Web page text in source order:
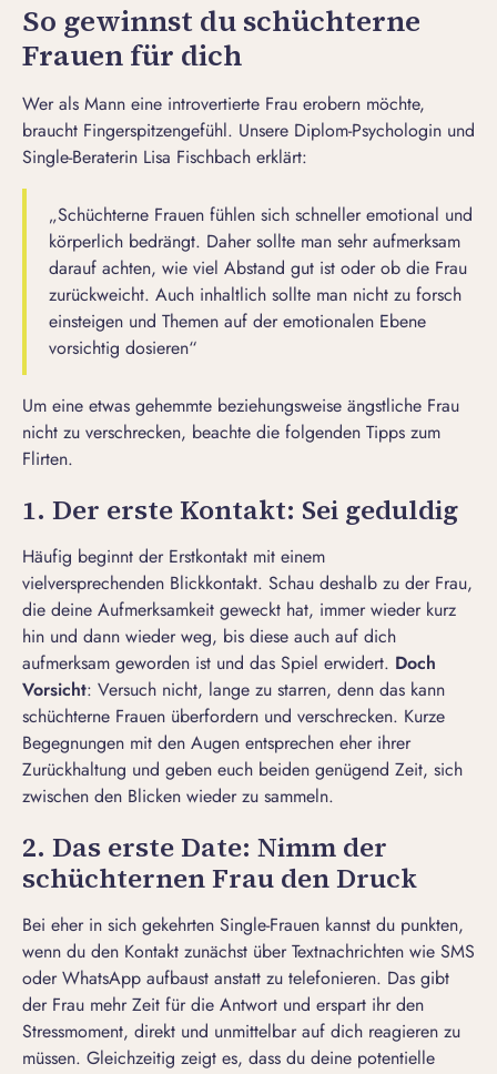
So gewinnst du schüchterne
Frauen für dich
Wer als Mann eine introvertierte Frau erobern möchte,
braucht Fingerspitzengefühl. Unsere Diplom-Psychologin und
Single-Beraterin Lisa Fischbach erklärt:
„Schüchterne Frauen fühlen sich schneller emotional und
körperlich bedrängt. Daher sollte man sehr aufmerksam
darauf achten, wie viel Abstand gut ist oder ob die Frau
zurückweicht. Auch inhaltlich sollte man nicht zu forsch
einsteigen und Themen auf der emotionalen Ebene
vorsichtig dosieren“
Um eine etwas gehemmte beziehungsweise ängstliche Frau
nicht zu verschrecken, beachte die folgenden Tipps zum
Flirten.
1. Der erste Kontakt: Sei geduldig
Häufig beginnt der Erstkontakt mit einem
vielversprechenden Blickkontakt. Schau deshalb zu der Frau,
die deine Aufmerksamkeit geweckt hat, immer wieder kurz
hin und dann wieder weg, bis diese auch auf dich
aufmerksam geworden ist und das Spiel erwidert. Doch
Vorsicht: Versuch nicht, lange zu starren, denn das kann
schüchterne Frauen überfordern und verschrecken. Kurze
Begegnungen mit den Augen entsprechen eher ihrer
Zurückhaltung und geben euch beiden genügend Zeit, sich
zwischen den Blicken wieder zu sammeln.
2. Das erste Date: Nimm der
schüchternen Frau den Druck
Bei eher in sich gekehrten Single-Frauen kannst du punkten,
wenn du den Kontakt zunächst über Textnachrichten wie SMS
oder WhatsApp aufbaust anstatt zu telefonieren. Das gibt
der Frau mehr Zeit für die Antwort und erspart ihr den
Stressmoment, direkt und unmittelbar auf dich reagieren zu
müssen. Gleichzeitig zeigt es, dass du deine potentielle